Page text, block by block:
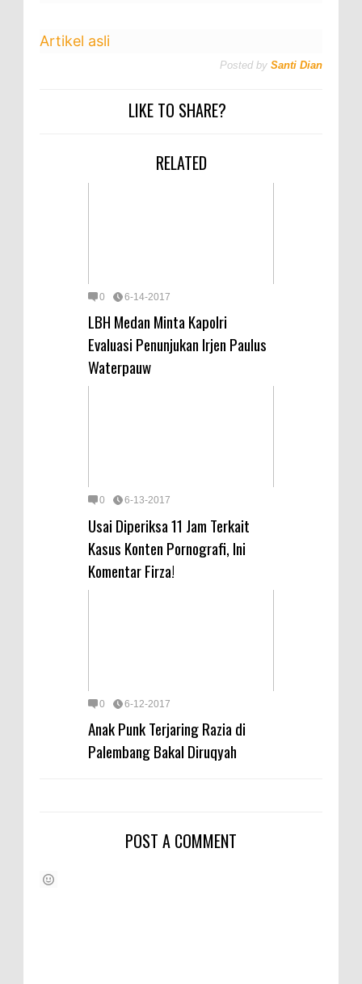
Artikel asli
Posted by Santi Dian
LIKE TO SHARE?
RELATED
0 6-14-2017
LBH Medan Minta Kapolri
Evaluasi Penunjukan Irjen Paulus
Waterpauw
0 6-13-2017
Usai Diperiksa 11 Jam Terkait
Kasus Konten Pornografi, Ini
Komentar Firza!
0 6-12-2017
Anak Punk Terjaring Razia di
Palembang Bakal Diruqyah
POST A COMMENT